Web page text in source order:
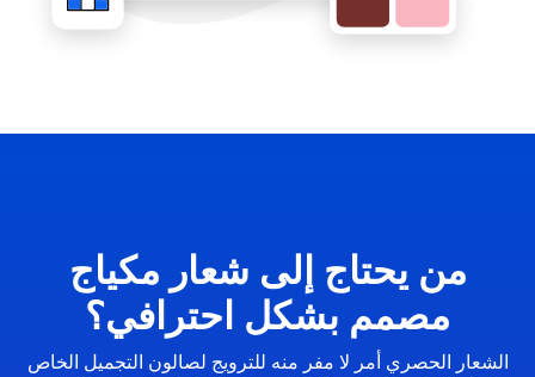
من يحتاج إلى شعار مكياج
مصمم بشكل احترافي؟
الشعار الحصري أمر لا مفر منه للترويج لصالون التجميل الخاص